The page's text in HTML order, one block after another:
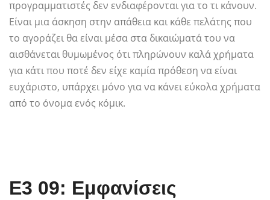
προγραμματιστές δεν ενδιαφέρονται για το τι κάνουν.
Είναι μια άσκηση στην απάθεια και κάθε πελάτης που
το αγοράζει θα είναι μέσα στα δικαιώματά του να
αισθάνεται θυμωμένος ότι πληρώνουν καλά χρήματα
για κάτι που ποτέ δεν είχε καμία πρόθεση να είναι
ευχάριστο, υπάρχει μόνο για να κάνει εύκολα χρήματα
από το όνομα ενός κόμικ.
E3 09: Εμφανίσεις